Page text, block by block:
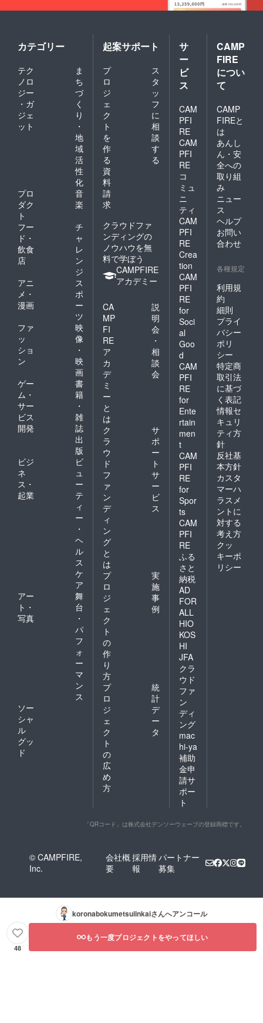
カテゴリー
テク
ノロ
ジー
・ガ
ジェ
ット
ま
ち
づ
く
り
・
地
域
活
性
化
プロ
ダク
ト
音
楽
フー
ド・
飲食
店
チ
ャ
レ
ン
ジ
アニ
メ・
漫画
ス
ポ
ー
ツ
ファ
ッ
ショ
ン
映
像
・
映
画
ゲー
ム・
サー
ビス
開発
書
籍
・
雑
誌
出
版
ビジ
ネ
ス・
起業
ビ
ュ
ー
テ
ィ
ー
・
ヘ
ル
ス
ケ
ア
アー
ト・
写真
舞
台
・
パ
フ
ォ
ー
マ
ン
ス
ソー
シャ
ル
グッ
ド
起案サポート
プ
ロ
ジ
ェ
ク
ト
を
作
る
ス
タ
ッ
フ
に
相
談
す
る
資
料
請
求
クラウドファ
ンディングの
ノウハウを無
料で学ぼう
CAMPFIRE
アカデミー
CA
MP
FI
RE
ア
カ
デ
ミ
ー
と
は
説
明
会
・
相
談
会
ク
ラ
ウ
ド
フ
ァ
ン
デ
ィ
ン
グ
と
は
サ
ポ
ー
ト
サ
ー
ビ
ス
プ
ロ
ジ
ェ
ク
ト
の
作
り
方
実
施
事
例
プ
ロ
ジ
ェ
ク
ト
の
広
め
方
統
計
デ
ー
タ
サ
ー
ビ
ス
CAM
PFI
RE
CAM
PFI
RE
コ
ミュ
ニ
ティ
CAM
PFI
RE
Crea
tion
CAM
PFI
RE
for
Soci
al
Goo
d
CAM
PFI
RE
for
Ente
rtain
men
t
CAM
PFI
RE
for
Spor
ts
CAM
PFI
RE
ふる
さと
納税
AD
FOR
ALL
HIO
KOS
HI
JFA
クラ
ウド
ファ
ン
ディ
ング
mac
hi-ya
補助
金申
請サ
ポー
ト
CAMP
FIRE
につい
て
CAMP
FIREと
は
あんし
ん・安
全への
取り組
み
ニュー
ス
ヘルプ
お問い
合わせ
各種規定
利用規
約
細則
プライ
バシー
ポリ
シー
特定商
取引法
に基づ
く表記
情報セ
キュリ
ティ方
針
反社基
本方針
カスタ
マーハ
ラスメ
ントに
対する
考え方
クッ
キーポ
リシー
「QRコード」は株式会社デンソーウェーブの登録商標です。
© CAMPFIRE,
Inc.
会社概
要
採用情
報
パートナー
募集
koronabokumetsuiinkaiさんへアンコール
48
もう一度プロジェクトをやってほしい